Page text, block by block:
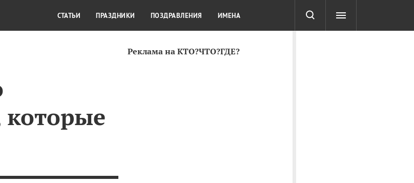
Реклама на КТО?ЧТО?ГДЕ?
КУЛЬТУРА КРАСОТА ТЕСТЫ
СТАТЬИ ПРАЗДНИКИ ПОЗДРАВЛЕНИЯ ИМЕНА